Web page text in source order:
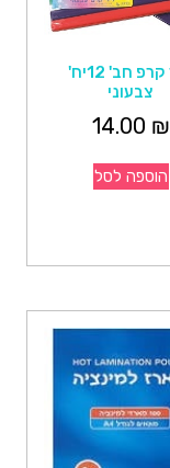
נייר קרפ חב' 12יח'
צבעוני
14.00 ₪
הוספה לסל